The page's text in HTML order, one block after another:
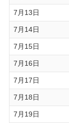
7月13日
7月14日
7月15日
7月16日
7月17日
7月18日
7月19日